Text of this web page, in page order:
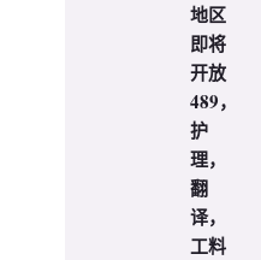
地区
即将
开放
489，
护
理，
翻
译，
工料